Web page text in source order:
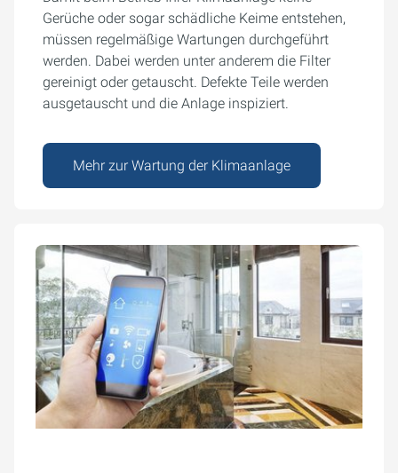
Gerüche oder sogar schädliche Keime entstehen,
müssen regelmäßige Wartungen durchgeführt
werden. Dabei werden unter anderem die Filter
gereinigt oder getauscht. Defekte Teile werden
ausgetauscht und die Anlage inspiziert.
Mehr zur Wartung der Klimaanlage